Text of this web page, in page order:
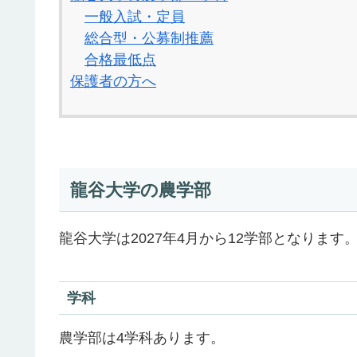
一般入試・定員
総合型・公募制推薦
合格最低点
保護者の方へ
龍谷大学の農学部
龍谷大学は2027年4月から12学部となります
学科
農学部は4学科あります。